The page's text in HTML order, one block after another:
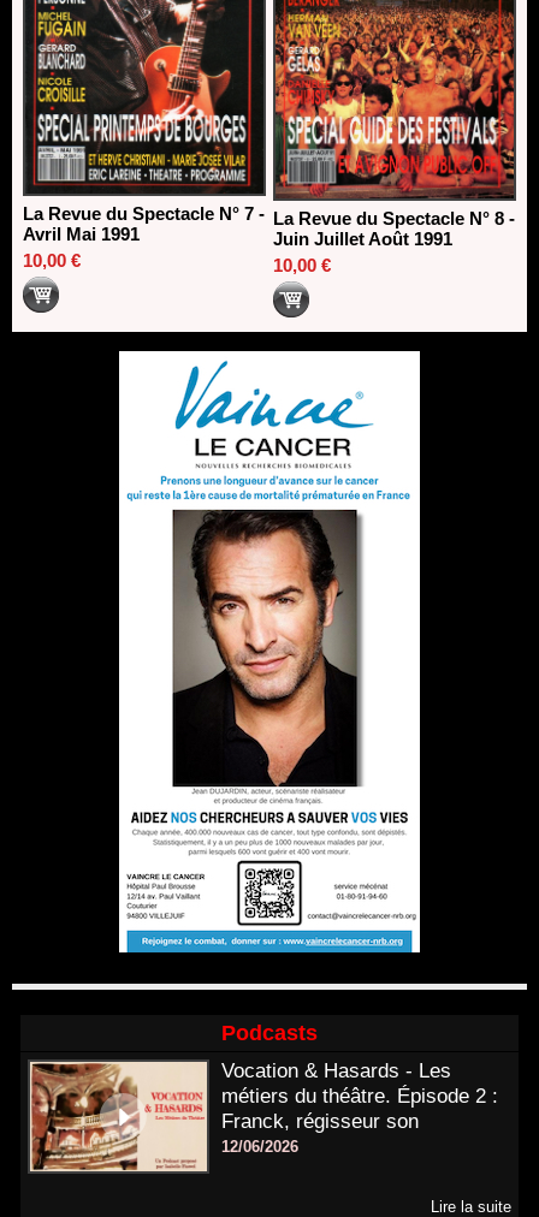
La Revue du Spectacle N° 7 -
Avril Mai 1991
10,00 €
La Revue du Spectacle N° 8 -
Juin Juillet Août 1991
10,00 €
Podcasts
Vocation & Hasards - Les
métiers du théâtre. Épisode 2 :
Franck, régisseur son
12/06/2026
Lire la suite